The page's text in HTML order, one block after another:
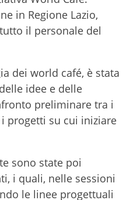
in Regione Lazio,
il personale del
dei world café, è stata
idee e delle
preliminare tra i
progetti su cui iniziare
sono state poi
i quali, nelle sessioni
le linee progettuali